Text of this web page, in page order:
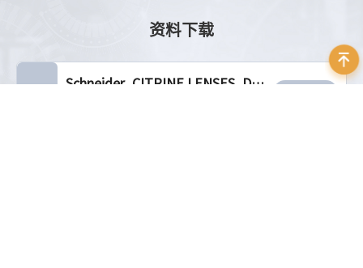
资料下载
Schneider_CITRINE LENSES_Datasheet_EN